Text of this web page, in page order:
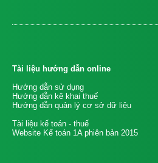
Tài liệu hướng dẫn online
Hướng dẫn sử dụng
Hướng dẫn kê khai thuế
Hướng dẫn quản lý cơ sở dữ liệu
Tài liệu kế toán - thuế
Website Kế toán 1A phiên bản 2015